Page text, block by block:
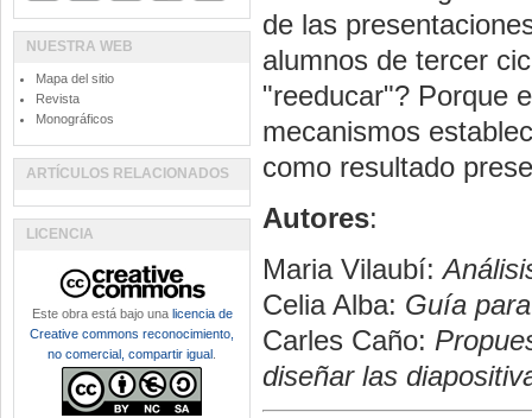
de las
alumnos de tercer
"reeducar"? Porque
mecanismos
como resultado
Autores:
Maria Vilaubí:
Celia Alba: Guía
Carles Caño:
diseñar las
NUESTRA WEB
Mapa del sitio
Revista
Monográficos
ARTÍCULOS RELACIONADOS
LICENCIA
Este obra está bajo una licencia de
Creative commons reconocimiento,
no comercial, compartir igual